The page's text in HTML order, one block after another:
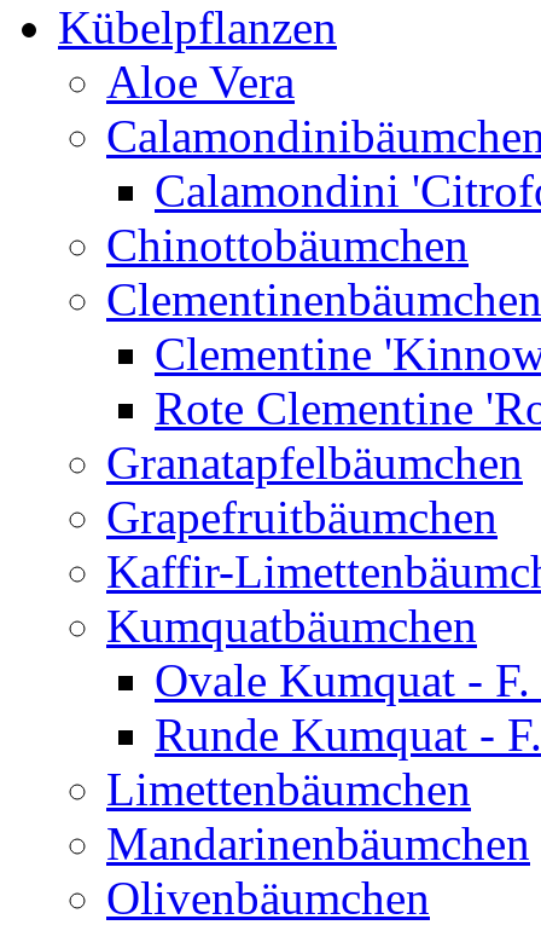
Kübelpflanzen
Aloe Vera
Calamondini
Chinottobäumchen
Clementinenbäumchen
Clementine
Rote Clementine
Granatapfelbäumchen
Grapefruitbäumchen
Kaffir-
Kumquatbäumchen
Ovale Kumquat -
Runde Kumquat -
Limettenbäumchen
Mandarinenbäumchen
Olivenbäumchen